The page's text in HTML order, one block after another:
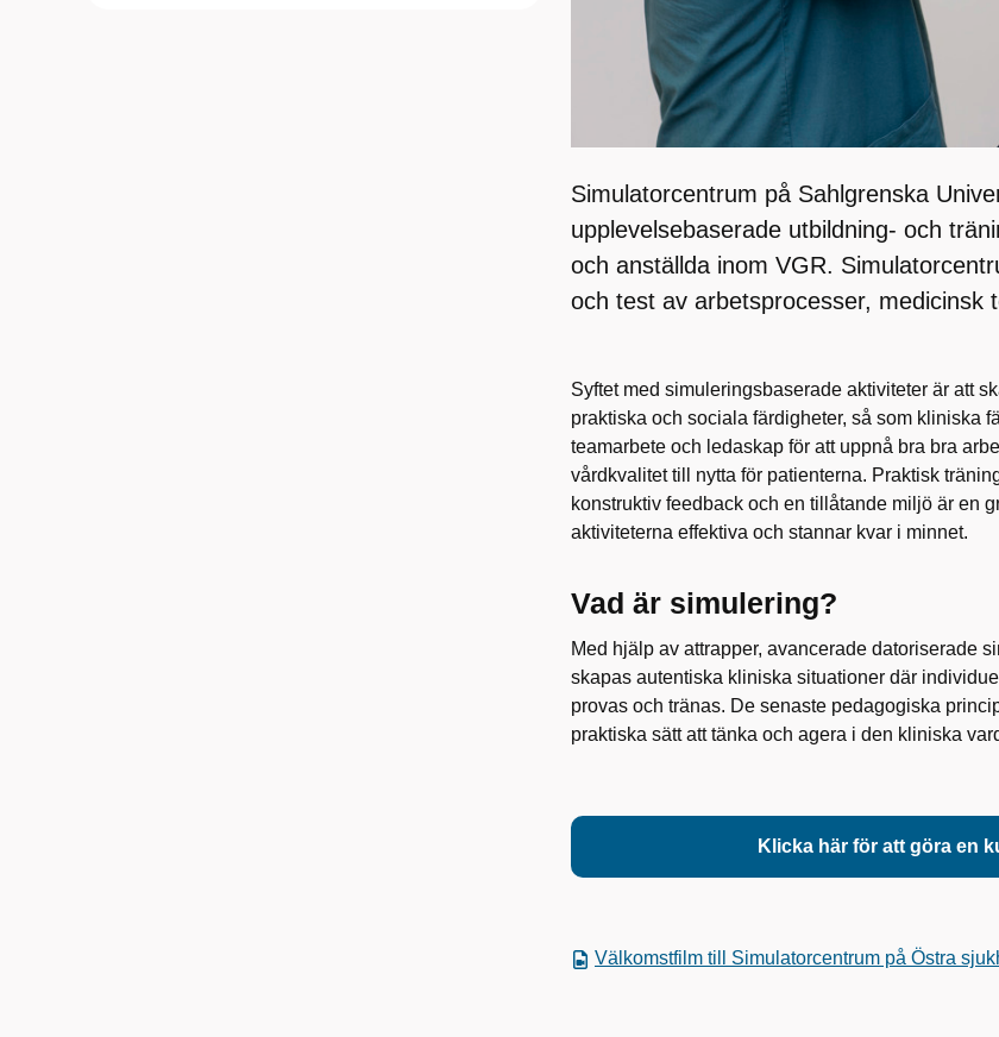
Simulatorcentrum på Sahlgrenska
upplevelsebaserade utbildning- och
och anställda inom VGR.
och test av arbetsprocesser, medicinsk
Syftet med simuleringsbaserade aktiviteter är att
praktiska och sociala färdigheter, så som kliniska
teamarbete och ledaskap för att uppnå bra bra
vårdkvalitet till nytta för patienterna. Praktisk
konstruktiv feedback och en tillåtande miljö är en
aktiviteterna effektiva och stannar kvar i minnet.
Vad är simulering?
Med hjälp av attrapper, avancerade datoriserade
skapas autentiska kliniska situationer där
provas och tränas. De senaste pedagogiska
praktiska sätt att tänka och agera i den kliniska
Klicka här för att göra en
Välkomstfilm till Simulatorcentrum på Östra